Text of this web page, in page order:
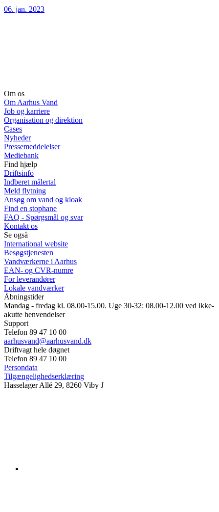
06. jan. 2023
Om os
Om Aarhus Vand
Job og karriere
Organisation og direktion
Cases
Nyheder
Pressemeddelelser
Mediebank
Find hjælp
Driftsinfo
Indberet målertal
Meld flytning
Ansøg om vand og kloak
Find en stophane
FAQ - Spørgsmål og svar
Kontakt os
Se også
International website
Besøgstjenesten
Vandværkerne i Aarhus
EAN- og CVR-numre
For leverandører
Lokale vandværker
Åbningstider
Mandag - fredag kl. 08.00-15.00. Uge 30-32: 08.00-12.00 ved ikke-
akutte henvendelser
Support
Telefon 89 47 10 00
aarhusvand@aarhusvand.dk
Driftvagt hele døgnet
Telefon 89 47 10 00
Persondata
Tilgængelighedserklæring
Hasselager Allé 29, 8260 Viby J